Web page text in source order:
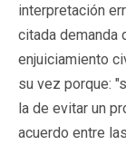
interpretación
citada demanda
enjuiciamiento
su vez porque:
la de evitar un
acuerdo entre